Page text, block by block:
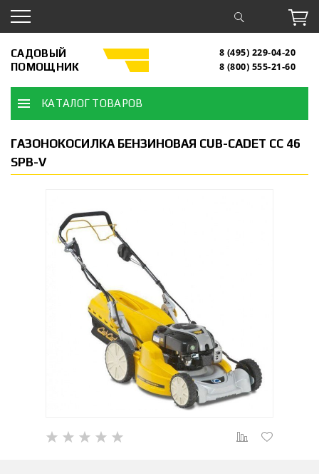
САДОВЫЙ
ПОМОЩНИК
8 (495) 229-04-20
8 (800) 555-21-60
КАТАЛОГ ТОВАРОВ
ГАЗОНОКОСИЛКА БЕНЗИНОВАЯ CUB-CADET CC 46
SPB-V